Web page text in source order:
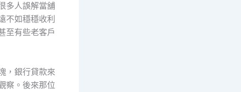
多人誤解當舖
不如穩穩收利
至有些老客戶
，銀行貸款來
察。後來那位